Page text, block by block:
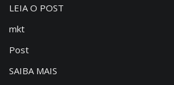
LEIA O POST
mkt
Post
SAIBA MAIS